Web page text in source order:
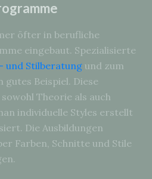
öfter in berufliche
eingebaut. Spezialisierte
und Stilberatung und zum
gutes Beispiel. Diese
Theorie als auch
individuelle Styles erstellt
Die Ausbildungen
Farben, Schnitte und Stile